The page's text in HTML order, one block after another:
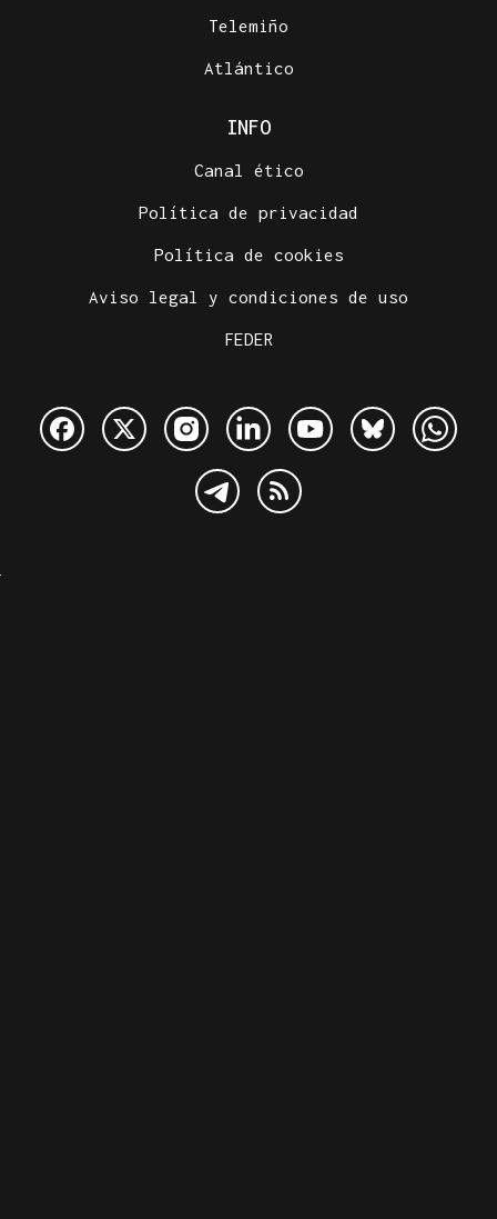
Telemiño
Atlántico
INFO
Canal ético
Política de privacidad
Política de cookies
Aviso legal y condiciones de uso
FEDER